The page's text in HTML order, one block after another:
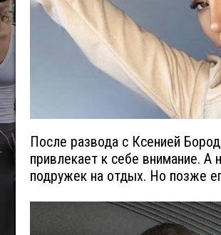
После развода с Ксенией
привлекает к себе внимание. А
подружек на отдых. Но позже